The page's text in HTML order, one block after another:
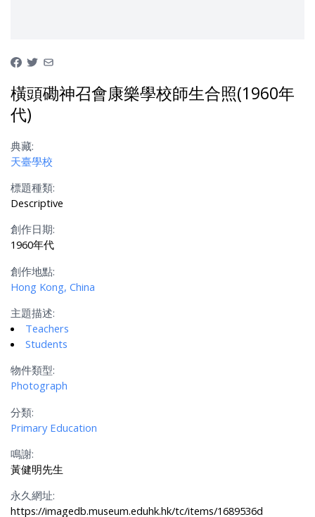
橫頭磡神召會康樂學校師生合照(1960年
代)
典藏:
天臺學校
標題種類:
Descriptive
創作日期:
1960年代
創作地點:
Hong Kong, China
主題描述:
Teachers
Students
物件類型:
Photograph
分類:
Primary Education
鳴謝:
黃健明先生
永久網址:
https://imagedb.museum.eduhk.hk/tc/items/1689536d